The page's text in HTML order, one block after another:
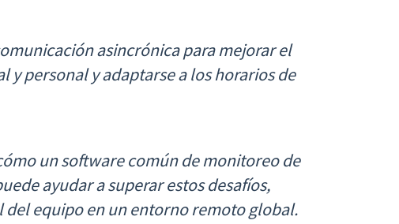
asincrónica para mejorar el
y personal y adaptarse a los horarios de
un software común de monitoreo de
ayudar a superar estos desafíos,
del equipo en un entorno remoto global.